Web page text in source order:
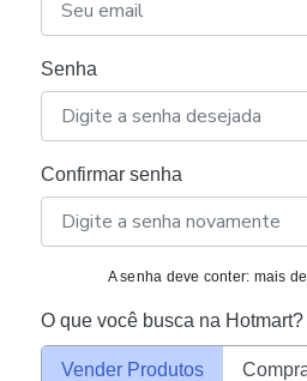
Senha
Confirmar senha
A senha deve conter: mais
O que você busca na Hotmart?
Vender Produtos